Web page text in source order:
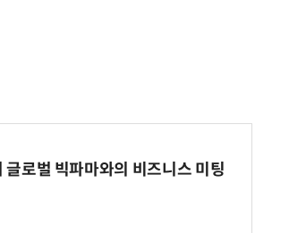
로벌 빅파마와의 비즈니스 미팅